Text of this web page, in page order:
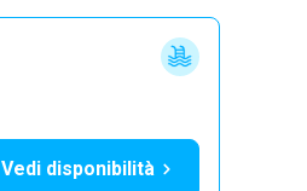
Vedi disponibilità